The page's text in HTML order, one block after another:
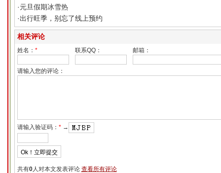
·元旦假期冰雪热
·出行旺季，别忘了线上预约
相关评论
姓名： * 联系QQ： 邮箱：
请输入您的评论：
请输入验证码： *→
共有0人对本文发表评论 查看所有评论